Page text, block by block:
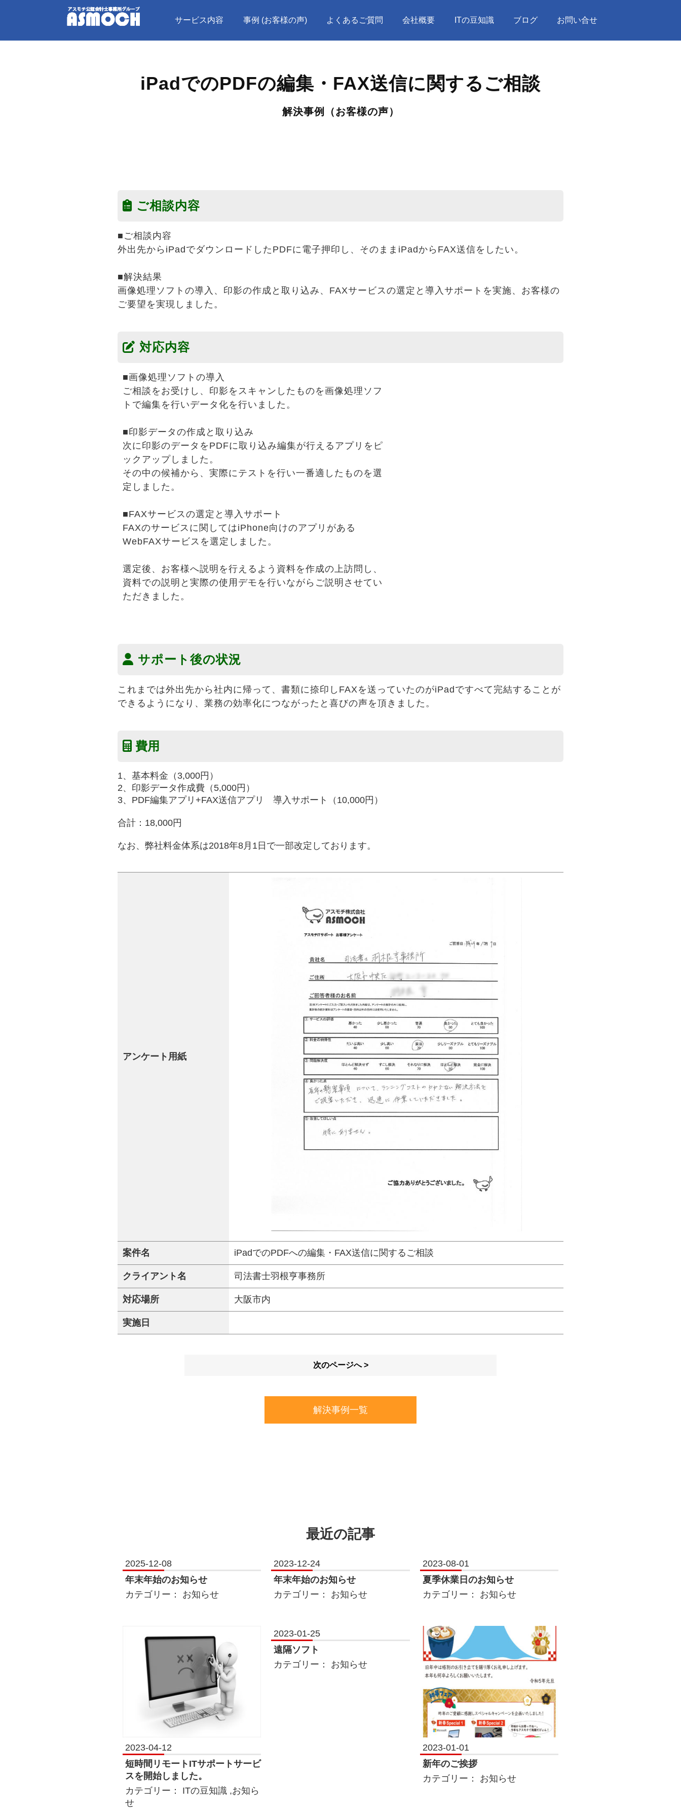
サービス内容 事例 (お客様の声) よくあるご質問 会社概要 ITの豆知識 ブログ お問い合せ
iPadでのPDFの編集・FAX送信に関するご相談
解決事例（お客様の声）
ご相談内容
■ご相談内容
外出先からiPadでダウンロードしたPDFに電子押印し、そのままiPadからFAX送信をしたい。
■解決結果
画像処理ソフトの導入、印影の作成と取り込み、FAXサービスの選定と導入サポートを実施、お客様の
ご要望を実現しました。
対応内容
■画像処理ソフトの導入
ご相談をお受けし、印影をスキャンしたものを画像処理ソフ
トで編集を行いデータ化を行いました。
■印影データの作成と取り込み
次に印影のデータをPDFに取り込み編集が行えるアプリをピ
ックアップしました。
その中の候補から、実際にテストを行い一番適したものを選
定しました。
■FAXサービスの選定と導入サポート
FAXのサービスに関してはiPhone向けのアプリがある
WebFAXサービスを選定しました。
選定後、お客様へ説明を行えるよう資料を作成の上訪問し、
資料での説明と実際の使用デモを行いながらご説明させてい
ただきました。
サポート後の状況
これまでは外出先から社内に帰って、書類に捺印しFAXを送っていたのがiPadですべて完結することが
できるようになり、業務の効率化につながったと喜びの声を頂きました。
費用
1、基本料金（3,000円）
2、印影データ作成費（5,000円）
3、PDF編集アプリ+FAX送信アプリ 導入サポート（10,000円）
合計：18,000円
なお、弊社料金体系は2018年8月1日で一部改定しております。
アンケート用紙
案件名 iPadでのPDFへの編集・FAX送信に関するご相談
クライアント名 司法書士羽根亨事務所
対応場所 大阪市内
実施日
次のページへ >
解決事例一覧
最近の記事
2025-12-08
年末年始のお知らせ
カテゴリー： お知らせ
2023-12-24
年末年始のお知らせ
カテゴリー： お知らせ
2023-08-01
夏季休業日のお知らせ
カテゴリー： お知らせ
2023-04-12
短時間リモートITサポートサービ
スを開始しました。
カテゴリー： ITの豆知識 ,お知ら
せ
2023-01-25
遠隔ソフト
カテゴリー： お知らせ
2023-01-01
新年のご挨拶
カテゴリー： お知らせ